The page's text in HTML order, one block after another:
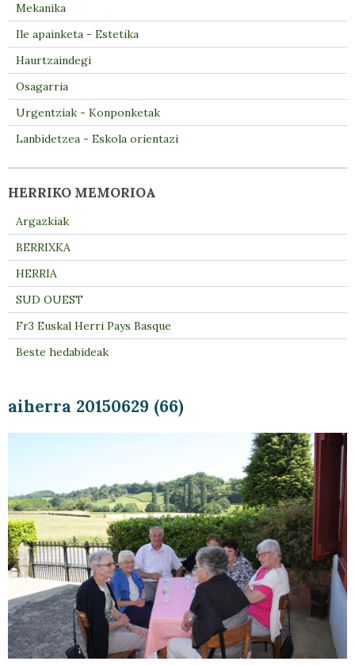
aiherra 20150629 (66)
Mekanika
Ile apainketa - Estetika
Haurtzaindegi
Osagarria
Urgentziak - Konponketak
Lanbidetzea - Eskola orientazi
HERRIKO MEMORIOA
Argazkiak
BERRIXKA
HERRIA
SUD OUEST
Fr3 Euskal Herri Pays Basque
Beste hedabideak